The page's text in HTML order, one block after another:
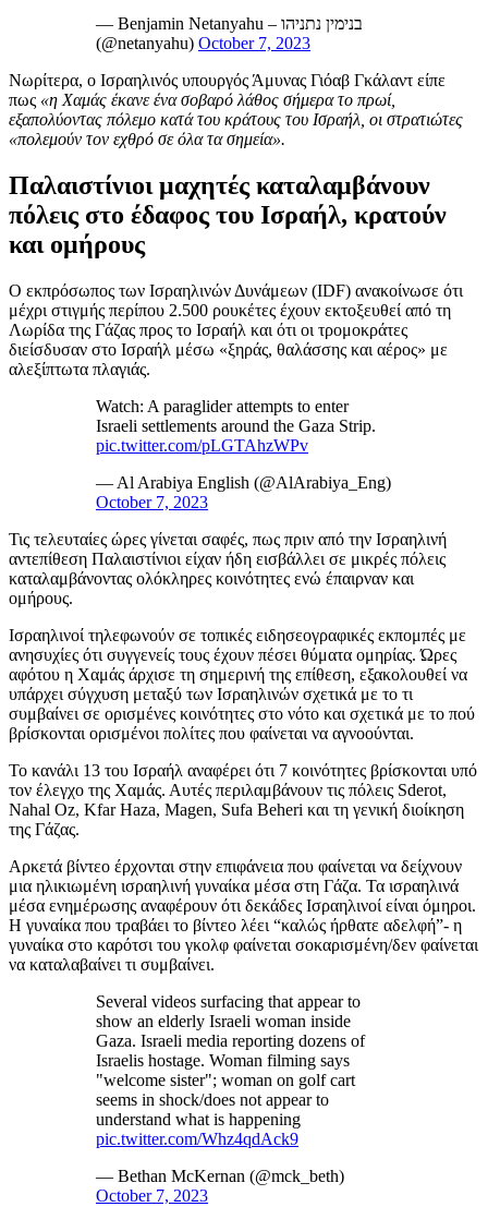
— Benjamin Netanyahu – בנימין נתניהו
(@netanyahu) October 7, 2023
Νωρίτερα, ο Ισραηλινός υπουργός Άμυνας Γιόαβ Γκάλαντ είπε
πως «η Χαμάς έκανε ένα σοβαρό λάθος σήμερα το πρωί,
εξαπολύοντας πόλεμο κατά του κράτους του Ισραήλ, οι στρατιώτες
«πολεμούν τον εχθρό σε όλα τα σημεία».
Παλαιστίνιοι μαχητές καταλαμβάνουν
πόλεις στο έδαφος του Ισραήλ, κρατούν
και ομήρους
Ο εκπρόσωπος των Ισραηλινών Δυνάμεων (IDF) ανακοίνωσε ότι
μέχρι στιγμής περίπου 2.500 ρουκέτες έχουν εκτοξευθεί από τη
Λωρίδα της Γάζας προς το Ισραήλ και ότι οι τρομοκράτες
διείσδυσαν στο Ισραήλ μέσω «ξηράς, θαλάσσης και αέρος» με
αλεξίπτωτα πλαγιάς.
Watch: A paraglider attempts to enter
Israeli settlements around the Gaza Strip.
pic.twitter.com/pLGTAhzWPv
— Al Arabiya English (@AlArabiya_Eng)
October 7, 2023
Τις τελευταίες ώρες γίνεται σαφές, πως πριν από την Ισραηλινή
αντεπίθεση Παλαιστίνιοι είχαν ήδη εισβάλλει σε μικρές πόλεις
καταλαμβάνοντας ολόκληρες κοινότητες ενώ έπαιρναν και
ομήρους.
Ισραηλινοί τηλεφωνούν σε τοπικές ειδησεογραφικές εκπομπές με
ανησυχίες ότι συγγενείς τους έχουν πέσει θύματα ομηρίας. Ώρες
αφότου η Χαμάς άρχισε τη σημερινή της επίθεση, εξακολουθεί να
υπάρχει σύγχυση μεταξύ των Ισραηλινών σχετικά με το τι
συμβαίνει σε ορισμένες κοινότητες στο νότο και σχετικά με το πού
βρίσκονται ορισμένοι πολίτες που φαίνεται να αγνοούνται.
Το κανάλι 13 του Ισραήλ αναφέρει ότι 7 κοινότητες βρίσκονται υπό
τον έλεγχο της Χαμάς. Αυτές περιλαμβάνουν τις πόλεις Sderot,
Nahal Oz, Kfar Haza, Magen, Sufa Beheri και τη γενική διοίκηση
της Γάζας.
Αρκετά βίντεο έρχονται στην επιφάνεια που φαίνεται να δείχνουν
μια ηλικιωμένη ισραηλινή γυναίκα μέσα στη Γάζα. Τα ισραηλινά
μέσα ενημέρωσης αναφέρουν ότι δεκάδες Ισραηλινοί είναι όμηροι.
Η γυναίκα που τραβάει το βίντεο λέει “καλώς ήρθατε αδελφή”- η
γυναίκα στο καρότσι του γκολφ φαίνεται σοκαρισμένη/δεν φαίνεται
να καταλαβαίνει τι συμβαίνει.
Several videos surfacing that appear to
show an elderly Israeli woman inside
Gaza. Israeli media reporting dozens of
Israelis hostage. Woman filming says
"welcome sister"; woman on golf cart
seems in shock/does not appear to
understand what is happening
pic.twitter.com/Whz4qdAck9
— Bethan McKernan (@mck_beth)
October 7, 2023